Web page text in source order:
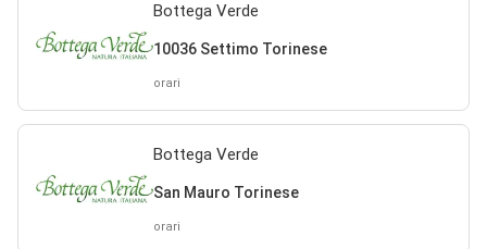
Bottega Verde
10036 Settimo Torinese
orari
Bottega Verde
San Mauro Torinese
orari